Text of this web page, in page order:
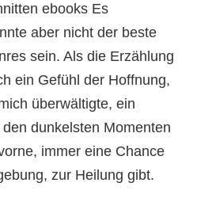
ebooks Es
aber nicht der beste
sein. Als die Erzählung
ein Gefühl der Hoffnung,
überwältigte, ein
dunkelsten Momenten
immer eine Chance
zur Heilung gibt.